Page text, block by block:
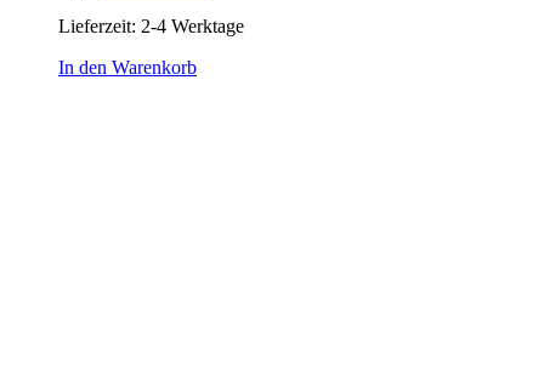
Lieferzeit: 2-4 Werktage
In den Warenkorb